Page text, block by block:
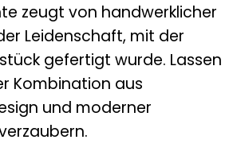
zeugt von handwerklicher
Leidenschaft, mit der
gefertigt wurde. Lassen
Kombination aus
und moderner